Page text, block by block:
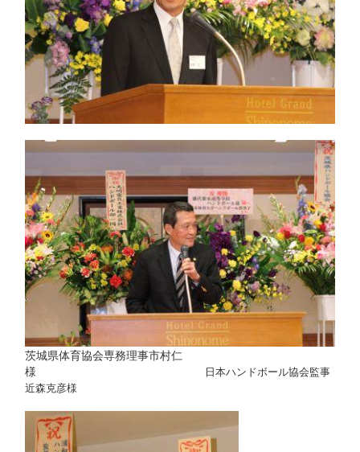
茨城県体育協会専務理事市村仁
様
日本ハンドボール協会監事
近森克彦様